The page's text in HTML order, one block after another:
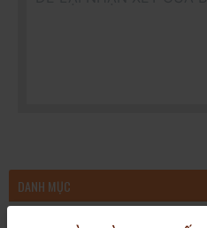
DANH MỤC